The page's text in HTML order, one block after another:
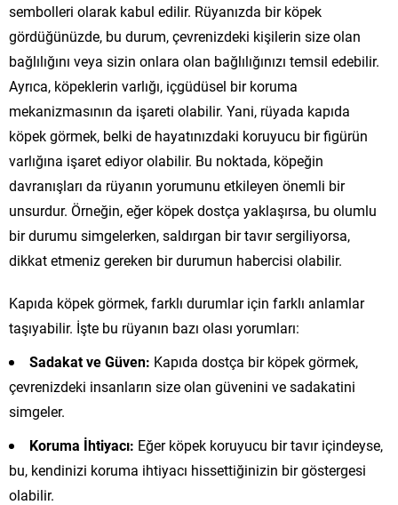
sembolleri olarak kabul edilir. Rüyanızda bir köpek
gördüğünüzde, bu durum, çevrenizdeki kişilerin size olan
bağlılığını veya sizin onlara olan bağlılığınızı temsil edebilir.
Ayrıca, köpeklerin varlığı, içgüdüsel bir koruma
mekanizmasının da işareti olabilir. Yani, rüyada kapıda
köpek görmek, belki de hayatınızdaki koruyucu bir figürün
varlığına işaret ediyor olabilir. Bu noktada, köpeğin
davranışları da rüyanın yorumunu etkileyen önemli bir
unsurdur. Örneğin, eğer köpek dostça yaklaşırsa, bu olumlu
bir durumu simgelerken, saldırgan bir tavır sergiliyorsa,
dikkat etmeniz gereken bir durumun habercisi olabilir.
Kapıda köpek görmek, farklı durumlar için farklı anlamlar
taşıyabilir. İşte bu rüyanın bazı olası yorumları:
Sadakat ve Güven: Kapıda dostça bir köpek görmek,
çevrenizdeki insanların size olan güvenini ve sadakatini
simgeler.
Koruma İhtiyacı: Eğer köpek koruyucu bir tavır içindeyse,
bu, kendinizi koruma ihtiyacı hissettiğinizin bir göstergesi
olabilir.